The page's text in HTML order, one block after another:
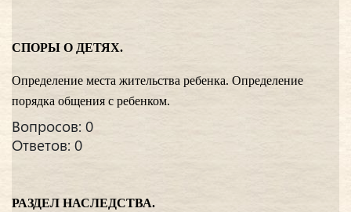
СПОРЫ О ДЕТЯХ.
Определение места жительства ребенка. Определение
порядка общения с ребенком.
Вопросов: 0
Ответов: 0
РАЗДЕЛ НАСЛЕДСТВА.